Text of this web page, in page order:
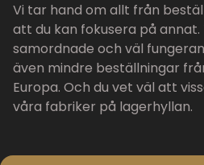
Vi tar hand om allt från
att du kan fokusera på
samordnade och väl
även mindre beställningar
Europa. Och du vet väl att
våra fabriker på lagerhyllan.